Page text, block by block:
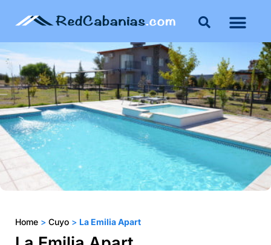
Home > Cuyo > La Emilia Apart